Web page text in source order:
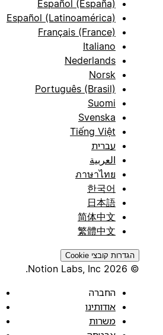
Español (España)
Español (Latinoamérica)
Français (France)
Italiano
Nederlands
Norsk
Português (Brasil)
Suomi
Svenska
Tiếng Việt
עברית
العربية
ภาษาไทย
한국어
日本語
简体中文
繁體中文
הגדרות קובצי Cookie
© 2026 Notion Labs, Inc.
החברה
אודותינו
משרות